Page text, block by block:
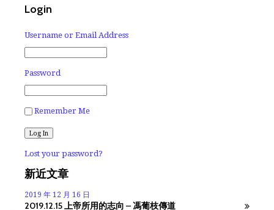
Login
Username or Email Address
Password
Remember Me
Lost your password?
新近文章
2019 年 12 月 16 日
2019.12.15 上帝所用的志向 – 馮葡枝傳道